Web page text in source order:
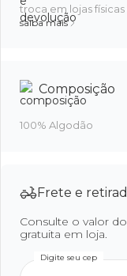
troca em lojas
saiba mais
Composição
100% Algodão
Frete e
Consulte o valor
gratuita em loja.
Digite seu cep